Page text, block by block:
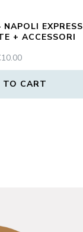
EXPRESS
+ ACCESSORI
10.00
TO CART